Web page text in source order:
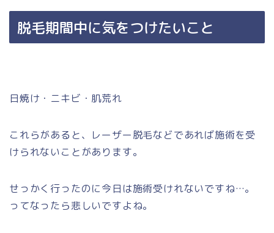
脱毛期間中に気をつけたいこと
日焼け・ニキビ・肌荒れ
これらがあると、レーザー脱毛などであれば施術を受
けられないことがあります。
せっかく行ったのに今日は施術受けれないですね…。
ってなったら悲しいですよね。